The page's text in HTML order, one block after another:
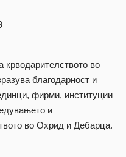
крводарителството во
благодарност и
фирми, институции
и
во Охрид и Дебарца.